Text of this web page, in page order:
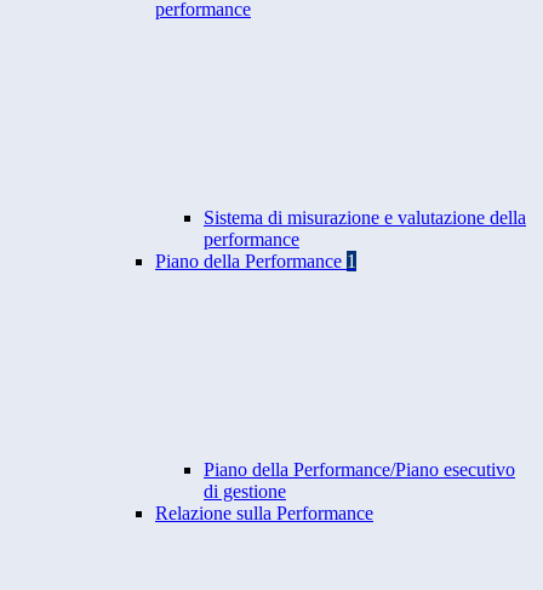
performance
Sistema di misurazione e valutazione della
performance
Piano della Performance 1
Piano della Performance/Piano esecutivo
di gestione
Relazione sulla Performance